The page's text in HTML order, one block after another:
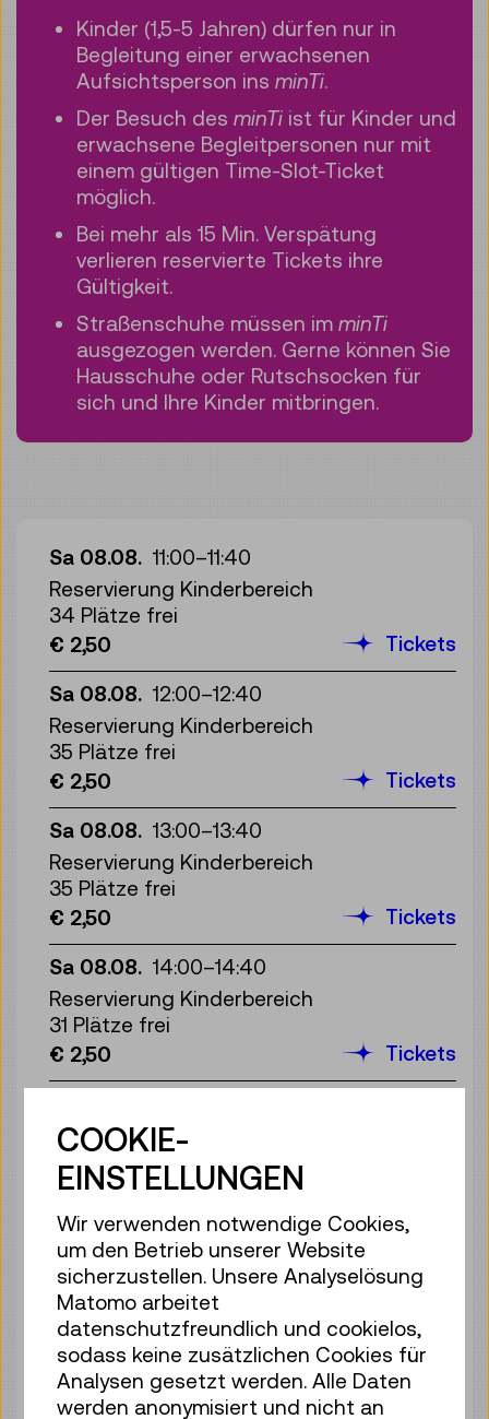
Kinder (1,5-5 Jahren) dürfen nur in
Begleitung einer erwachsenen
Aufsichtsperson ins minTi.
Der Besuch des minTi ist für Kinder und
erwachsene Begleitpersonen nur mit
einem gültigen Time-Slot-Ticket
möglich.
Bei mehr als 15 Min. Verspätung
verlieren reservierte Tickets ihre
Gültigkeit.
Straßenschuhe müssen im minTi
ausgezogen werden. Gerne können Sie
Hausschuhe oder Rutschsocken für
sich und Ihre Kinder mitbringen.
Sa 08.08. 11:00–11:40
Reservierung Kinderbereich
34 Plätze frei
€ 2,50
Tickets
Sa 08.08. 12:00–12:40
Reservierung Kinderbereich
35 Plätze frei
€ 2,50
Tickets
Sa 08.08. 13:00–13:40
Reservierung Kinderbereich
35 Plätze frei
€ 2,50
Tickets
Sa 08.08. 14:00–14:40
Reservierung Kinderbereich
31 Plätze frei
€ 2,50
Tickets
Reservierung Kinderbereich
33 Plätze frei
€ 2,50
Sa 08.08. 16:00 – 16:40
Reservierung Kinderbereich
35 Plätze frei
€ 2,50
Tickets
Sa 08.08. 17:00–17:40
Reservierung Kinderbereich
COOKIE-
EINSTELLUNGEN
Wir verwenden notwendige Cookies,
um den Betrieb unserer Website
sicherzustellen. Unsere Analyselösung
Matomo arbeitet
datenschutzfreundlich und cookielos,
sodass keine zusätzlichen Cookies für
Analysen gesetzt werden. Alle Daten
werden anonymisiert und nicht an